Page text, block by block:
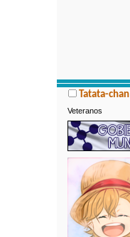
Tatata-chan
Veteranos